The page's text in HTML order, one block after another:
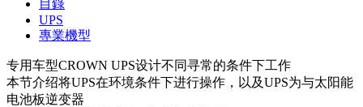
目錄
UPS
專業機型
专用车型CROWN UPS设计不同寻常的条件下工作
本节介绍将UPS在环境条件下进行操作，以及UPS为与太阳能
电池板逆变器